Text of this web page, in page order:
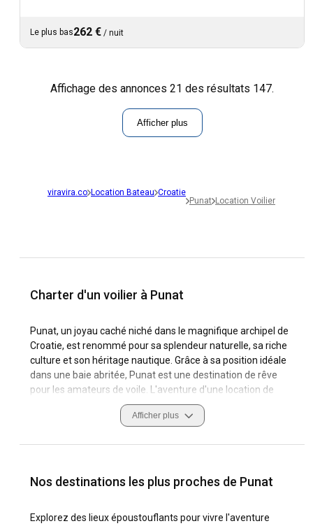
Le plus bas262 € / nuit
Affichage des annonces 21 des résultats 147.
Afficher plus
viravira.co Location Bateau Croatie
Punat Location Voilier
Charter d'un voilier à Punat
Punat, un joyau caché niché dans le magnifique archipel de
Croatie, est renommé pour sa splendeur naturelle, sa riche
culture et son héritage nautique. Grâce à sa position idéale
dans une baie abritée, Punat est une destination de rêve
pour les amateurs de voile. L'aventure d'une location de
yacht à voile à Punat ne peut que séduire par ses eaux
cristallines, ses côtes verdoyantes et sa culture locale
de s'immerger dans une aventure maritime aux multiples
l'exploration des sites emblématiques et de la nature
préservée. Ce qui rend Punat unique, outre les conditions de
offrent une gamme d'équipements pour assurer une
Afficher plus
Nos destinations les plus proches de Punat
Explorez des lieux époustouflants pour vivre l'aventure